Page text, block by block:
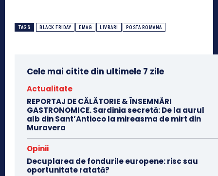
TAGS BLACK FRIDAY EMAG LIVRARI POSTA ROMANA
Cele mai citite din ultimele 7 zile
Actualitate
REPORTAJ DE CĂLĂTORIE & ÎNSEMNĂRI
GASTRONOMICE. Sardinia secretă: De la aurul
alb din Sant’Antioco la mireasma de mirt din
Muravera
Opinii
Decuplarea de fondurile europene: risc sau
oportunitate ratată?